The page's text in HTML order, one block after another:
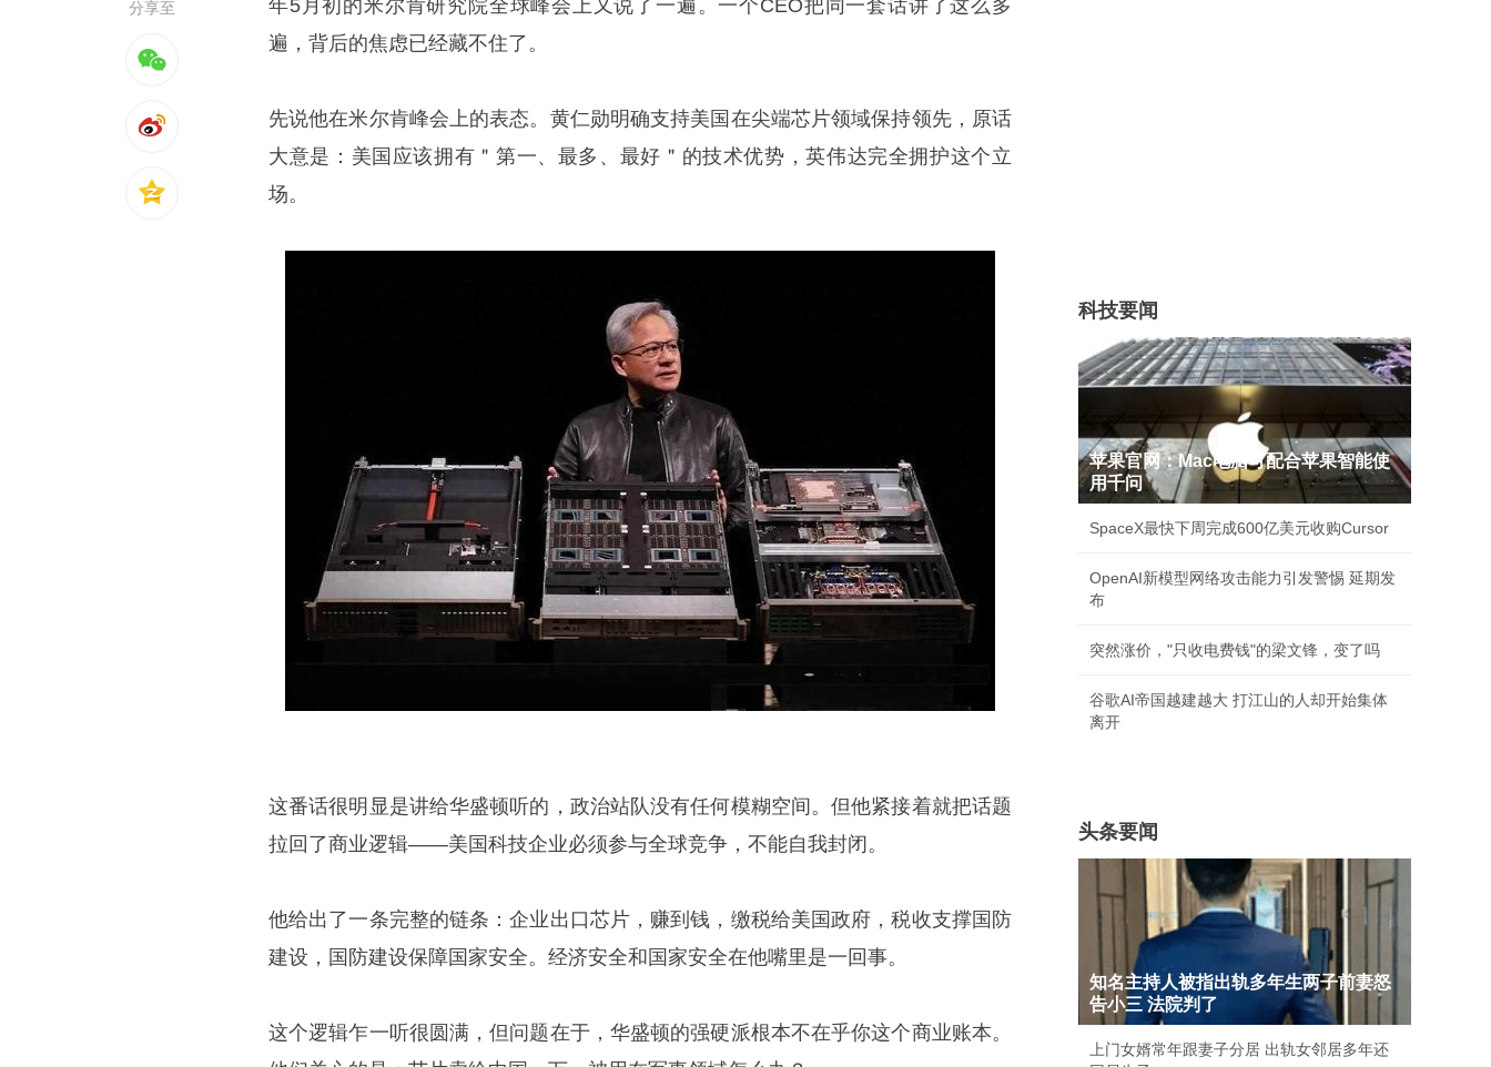
分享至
年5月初的米尔肯研究院全球峰会上又说了一遍。一个CEO把同一套话讲了这么多
遍，背后的焦虑已经藏不住了。
先说他在米尔肯峰会上的表态。黄仁勋明确支持美国在尖端芯片领域保持领先，原话
大意是：美国应该拥有＂第一、最多、最好＂的技术优势，英伟达完全拥护这个立
场。
这番话很明显是讲给华盛顿听的，政治站队没有任何模糊空间。但他紧接着就把话题
拉回了商业逻辑——美国科技企业必须参与全球竞争，不能自我封闭。
他给出了一条完整的链条：企业出口芯片，赚到钱，缴税给美国政府，税收支撑国防
建设，国防建设保障国家安全。经济安全和国家安全在他嘴里是一回事。
这个逻辑乍一听很圆满，但问题在于，华盛顿的强硬派根本不在乎你这个商业账本。
科技要闻
苹果官网：Mac电脑可配合苹果智能使
用千问
SpaceX最快下周完成600亿美元收购Cursor
OpenAI新模型网络攻击能力引发警惕 延期发
布
突然涨价，"只收电费钱"的梁文锋，变了吗
谷歌AI帝国越建越大 打江山的人却开始集体
离开
头条要闻
知名主持人被指出轨多年生两子前妻怒
告小三 法院判了
上门女婿常年跟妻子分居 出轨女邻居多年还